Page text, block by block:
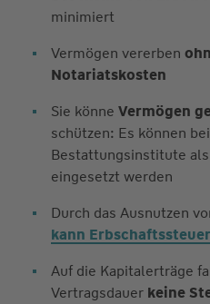
minimiert
Vermögen vererben
Notariatskosten
Sie könne Vermögen
schützen: Es können
Bestattungsinstitute
eingesetzt werden
Durch das Ausnutzen
kann
Auf die Kapitalerträge
Vertragsdauer keine